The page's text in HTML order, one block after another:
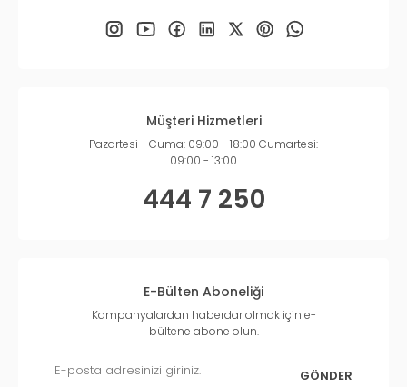
Müşteri Hizmetleri
Pazartesi - Cuma: 09:00 - 18:00 Cumartesi:
09:00 - 13:00
444 7 250
E-Bülten Aboneliği
Kampanyalardan haberdar olmak için e-
bültene abone olun.